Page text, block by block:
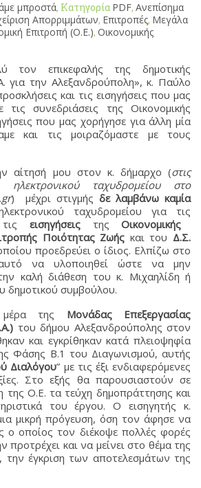
μπροστά, Κατηγορία PDF, Ανεπίσημα
Απορριμμάτων, Επιτροπές, Μεγάλα
Επιτροπή (Ο.Ε.), Οικονομικής
τον επικεφαλής της δημοτικής
για την Αλεξανδρούπολη», κ. Παύλο
και τις εισηγήσεις που μας
τις συνεδριάσεις της Οικονομικής
που μας χορήγησε για άλλη μία
και τις μοιραζόμαστε με τους
αίτησή μου στον κ. δήμαρχο (στις
ταχυδρομείου στο
) μέχρι στιγμής δε λαμβάνω καμία
ταχυδρομείου για τις
εισηγήσεις της Οικονομικής
Ποιότητας Ζωής και του Δ.Σ.
προεδρεύει ο ίδιος. Ελπίζω στο
να υλοποιηθεί ώστε να μην
καλή διάθεση του κ. Μιχαηλίδη ή
δημοτικού συμβούλου.
της Μονάδας Επεξεργασίας
του δήμου Αλεξανδρούπολης στον
και εγκρίθηκαν κατά πλειοψηφία
Φάσης Β.1 του Διαγωνισμού, αυτής
Διαλόγου” με τις έξι ενδιαφερόμενες
Στο εξής θα παρουσιαστούν σε
της Ο.Ε. τα τεύχη δημοπράττησης και
του έργου. Ο εισηγητής κ.
μικρή πρόγευση, όση τον άφησε να
ο οποίος τον διέκοψε πολλές φορές
και να μείνει στο θέμα της
την έγκριση των αποτελεσμάτων της